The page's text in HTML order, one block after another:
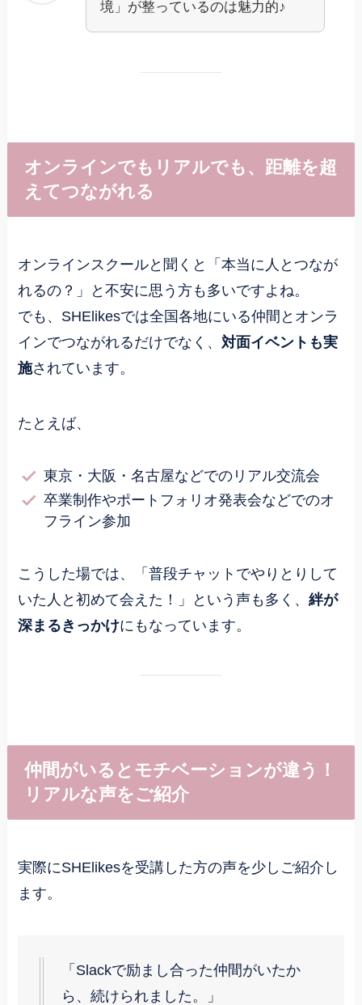
境」が整っているのは魅力的♪
オンラインでもリアルでも、距離を超
えてつながれる
オンラインスクールと聞くと「本当に人とつなが
れるの？」と不安に思う方も多いですよね。
でも、SHElikesでは全国各地にいる仲間とオンラ
インでつながれるだけでなく、対面イベントも実
施されています。
たとえば、
東京・大阪・名古屋などでのリアル交流会
卒業制作やポートフォリオ発表会などでのオ
フライン参加
こうした場では、「普段チャットでやりとりして
いた人と初めて会えた！」という声も多く、絆が
深まるきっかけにもなっています。
仲間がいるとモチベーションが違う！
リアルな声をご紹介
実際にSHElikesを受講した方の声を少しご紹介し
ます。
「Slackで励まし合った仲間がいたか
ら、続けられました。」